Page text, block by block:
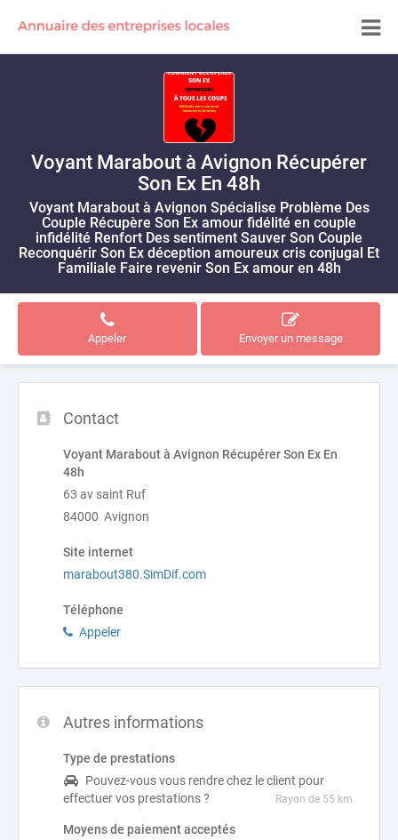
Voyant Marabout à Avignon Récupérer
Son Ex En 48h
Voyant Marabout à Avignon Spécialise Problème Des
Couple Récupère Son Ex amour fidélité en couple
infidélité Renfort Des sentiment Sauver Son Couple
Reconquérir Son Ex déception amoureux cris conjugal Et
Familiale Faire revenir Son Ex amour en 48h
Appeler Envoyer un message
Contact
Voyant Marabout à Avignon Récupérer Son Ex En
48h
63 av saint Ruf
84000 Avignon
Site internet
marabout380.SimDif.com
Téléphone
Appeler
Autres informations
Type de prestations
Pouvez-vous vous rendre chez le client pour
effectuer vos prestations ?
Rayon de 55 km
Moyens de paiement acceptés